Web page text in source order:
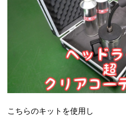
こちらのキットを使用し